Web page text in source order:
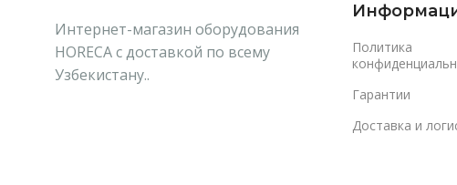
Интернет-магазин оборудования
HORECA с доставкой по всему
Узбекистану..
Политика
Гарантии
Доставка и